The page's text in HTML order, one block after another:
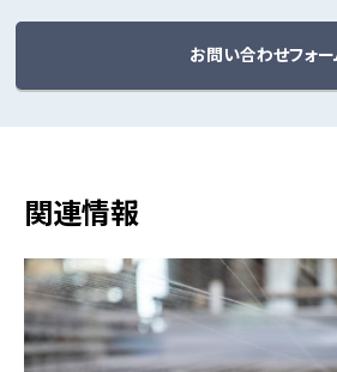
お問い合わせフォー
関連情報